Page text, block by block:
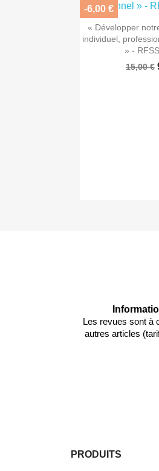

« Développer
individuel,
» -
15,00 €
-6,00 €
Les revues sont à
autres articles
PRODUITS